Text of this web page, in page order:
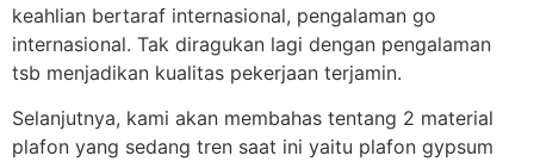
keahlian bertaraf internasional, pengalaman go
internasional. Tak diragukan lagi dengan pengalaman
tsb menjadikan kualitas pekerjaan terjamin.
Selanjutnya, kami akan membahas tentang 2 material
plafon yang sedang tren saat ini yaitu plafon gypsum